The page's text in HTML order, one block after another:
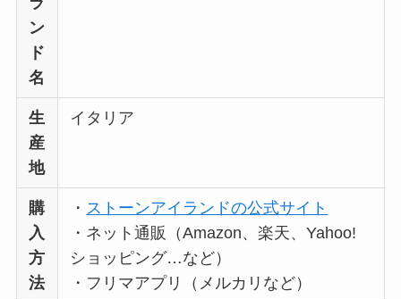
気？安く買える方法
い？高すぎる？人気
の理由と安く買える
方法も解説！
ン
ド
名
生
産
地
イタリア
購
入
方
法
・ ストーンアイランドの公式サイト
・ネット通販（Amazon、楽天、Yahoo!
ショッピング…など）
・フリマアプリ（メルカリなど）